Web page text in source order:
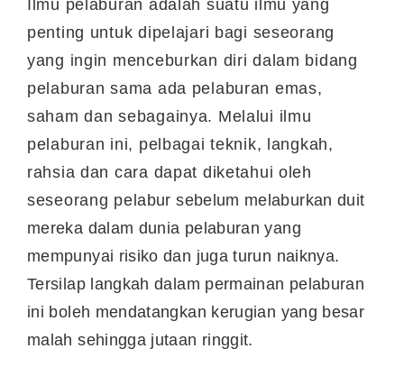
Ilmu pelaburan adalah suatu ilmu yang
penting untuk dipelajari bagi seseorang
yang ingin menceburkan diri dalam bidang
pelaburan sama ada pelaburan emas,
saham dan sebagainya. Melalui ilmu
pelaburan ini, pelbagai teknik, langkah,
rahsia dan cara dapat diketahui oleh
seseorang pelabur sebelum melaburkan duit
mereka dalam dunia pelaburan yang
mempunyai risiko dan juga turun naiknya.
Tersilap langkah dalam permainan pelaburan
ini boleh mendatangkan kerugian yang besar
malah sehingga jutaan ringgit.